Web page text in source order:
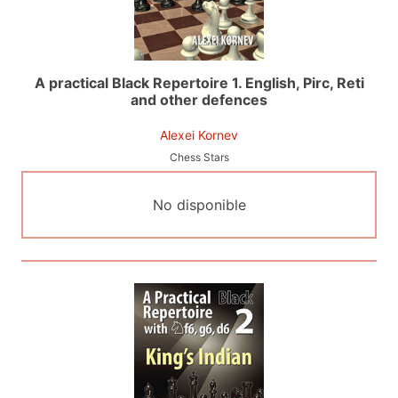
A practical Black Repertoire 1. English, Pirc, Reti
and other defences
Alexei Kornev
Chess Stars
No disponible